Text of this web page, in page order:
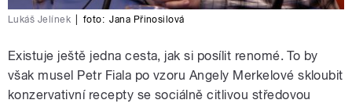
Lukáš Jelínek foto: Jana Přinosilová
Existuje ještě jedna cesta, jak si posílit renomé. To by
však musel Petr Fiala po vzoru Angely Merkelové skloubit
konzervativní recepty se sociálně citlivou středovou